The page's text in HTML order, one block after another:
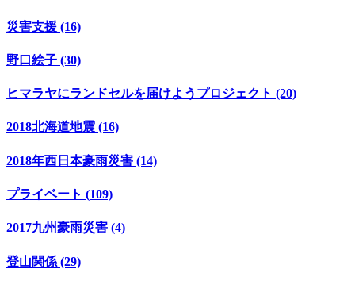
災害支援 (16)
野口絵子 (30)
ヒマラヤにランドセルを届けようプロジェクト (20)
2018北海道地震 (16)
2018年西日本豪雨災害 (14)
プライベート (109)
2017九州豪雨災害 (4)
登山関係 (29)